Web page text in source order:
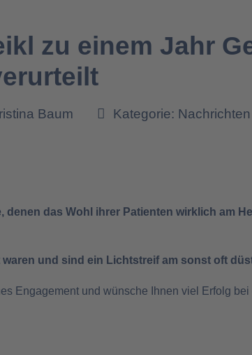
zu einem Jahr
Baum Kategorie: Nachrichten
denen das Wohl ihrer Patienten wirklich am
waren und sind ein Lichtstreif am sonst oft
Engagement und wünsche Ihnen viel Erfolg